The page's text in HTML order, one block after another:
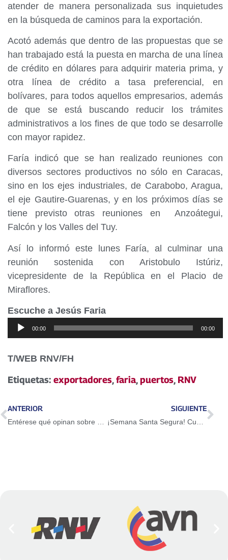
atender de manera personalizada sus inquietudes
en la búsqueda de caminos para la exportación.
Acotó además que dentro de las propuestas que se
han trabajado está la puesta en marcha de una línea
de crédito en dólares para adquirir materia prima, y
otra línea de crédito a tasa preferencial, en
bolívares, para todos aquellos empresarios, además
de que se está buscando reducir los trámites
administrativos a los fines de que todo se desarrolle
con mayor rapidez.
Faría indicó que se han realizado reuniones con
diversos sectores productivos no sólo en Caracas,
sino en los ejes industriales, de Carabobo, Aragua,
el eje Gautire-Guarenas, y en los próximos días se
tiene previsto otras reuniones en Anzoátegui,
Falcón y los Valles del Tuy.
Así lo informó este lunes Faría, al culminar una
reunión sostenida con Aristobulo Istúriz,
vicepresidente de la República en el Placio de
Miraflores.
Escuche a Jesús Faria
Reproductor
de
00:00 00:00
T/WEB RNV/FH
Etiquetas: exportadores,faria,puertos, RNV
ANTERIOR SIGUIENTE